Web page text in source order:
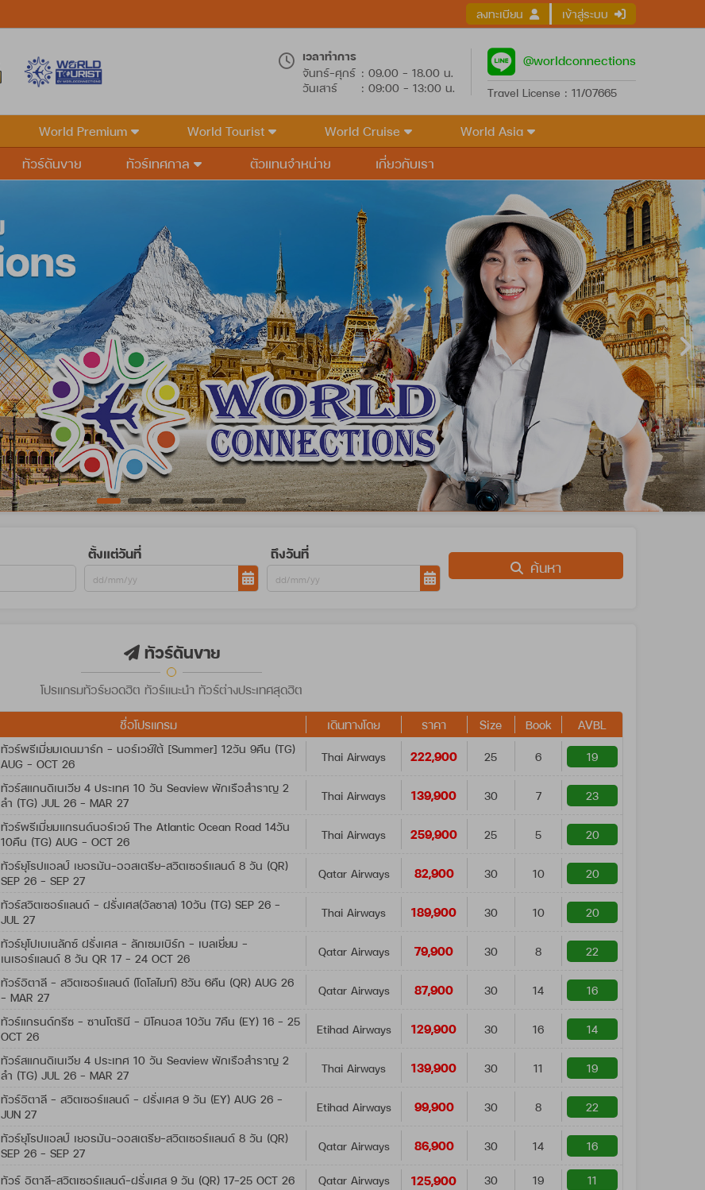
ลงทะเบียน เข้าสู่ระบบ
เวลาทำการ
จันทร์-ศุกร์ : 09.00 - 18.00 น.
วันเสาร์
: 09:00 - 13:00 น.
@worldconnections
Travel License : 11/07665
World Premium World Tourist World Cruise
World Asia
ทัวร์ดันขาย ทัวร์เทศกาล ตัวแทนจำหน่าย เกี่ยวกับเรา
ตั้งแต่วันที่ ถึงวันที่
ค้นหา
ทัวร์ดันขาย
โปรแกรมทัวร์ยอดฮิต ทัวร์แนะนำ ทัวร์ต่างประเทศสุดฮิต
ชื่อโปรแกรม เดินทางโดย ราคา Size Book AVBL
ทัวร์พรีเมี่ยมเดนมาร์ก - นอร์เวย์ใต้ [Summer] 12วัน 9คืน (TG)
AUG - OCT 26
Thai Airways 222,900 25 6 19
ทัวร์สแกนดิเนเวีย 4 ประเทศ 10 วัน Seaview พักเรือสำราญ 2
ลำ (TG) JUL 26 - MAR 27
Thai Airways 139,900 30 7 23
ทัวร์พรีเมี่ยมแกรนด์นอร์เวย์ The Atlantic Ocean Road 14วัน
10คืน (TG) AUG - OCT 26
Thai Airways 259,900 25 5 20
ทัวร์ยุโรปแอลป์ เยอรมัน-ออสเตรีย-สวิตเซอร์แลนด์ 8 วัน (QR)
SEP 26 - SEP 27
Qatar Airways 82,900 30 10 20
ทัวร์สวิตเซอร์แลนด์ - ฝรั่งเศส(อัลซาส) 10วัน (TG) SEP 26 -
JUL 27
Thai Airways 189,900 30 10 20
ทัวร์ยุโปเบเนลักซ์ ฝรั่งเศส - ลักเซมเบิร์ก - เบลเยี่ยม -
เนเธอร์แลนด์ 8 วัน QR 17 - 24 OCT 26
Qatar Airways 79,900 30 8 22
ทัวร์อิตาลี – สวิตเซอร์แลนด์ (โดโลไมท์) 8วัน 6คืน (QR) AUG 26
- MAR 27
Qatar Airways 87,900 30 14 16
ทัวร์แกรนด์กรีซ - ซานโตรินี - มิโคนอส 10วัน 7คืน (EY) 16 - 25
OCT 26
Etihad Airways 129,900 30 16 14
ทัวร์สแกนดิเนเวีย 4 ประเทศ 10 วัน Seaview พักเรือสำราญ 2
ลำ (TG) JUL 26 - MAR 27
Thai Airways 139,900 30 11 19
ทัวร์อิตาลี - สวิตเซอร์แลนด์ - ฝรั่งเศส 9 วัน (EY) AUG 26 -
JUN 27
Etihad Airways 99,900 30 8 22
ทัวร์ยุโรปแอลป์ เยอรมัน-ออสเตรีย-สวิตเซอร์แลนด์ 8 วัน (QR)
SEP 26 - SEP 27
Qatar Airways 86,900 30 14 16
ทัวร์ อิตาลี-สวิตเซอร์แลนด์-ฝรั่งเศส 9 วัน (QR) 17-25 OCT 26 Qatar Airways 125,900 30 19 11